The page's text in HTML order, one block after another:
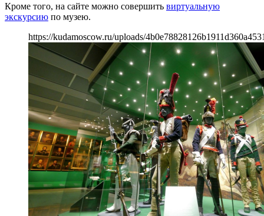
Кроме того, на сайте можно совершить виртуальную
экскурсию по музею.
https://kudamoscow.ru/uploads/